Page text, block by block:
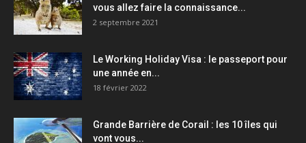
vous allez faire la connaissance...
2 septembre 2021
Le Working Holiday Visa : le passeport pour
une année en...
18 février 2022
Grande Barrière de Corail : les 10 îles qui
vont vous...